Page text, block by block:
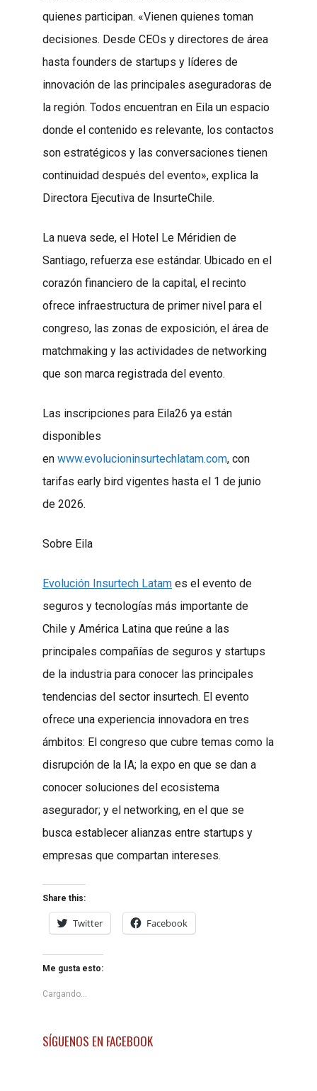
quienes participan. «Vienen quienes toman
decisiones. Desde CEOs y directores de área
hasta founders de startups y líderes de
innovación de las principales aseguradoras de
la región. Todos encuentran en Eila un espacio
donde el contenido es relevante, los contactos
son estratégicos y las conversaciones tienen
continuidad después del evento», explica la
Directora Ejecutiva de InsurteChile.
La nueva sede, el Hotel Le Méridien de
Santiago, refuerza ese estándar. Ubicado en el
corazón financiero de la capital, el recinto
ofrece infraestructura de primer nivel para el
congreso, las zonas de exposición, el área de
matchmaking y las actividades de networking
que son marca registrada del evento.
Las inscripciones para Eila26 ya están
disponibles
en www.evolucioninsurtechlatam.com, con
tarifas early bird vigentes hasta el 1 de junio
de 2026.
Sobre Eila
Evolución Insurtech Latam es el evento de
seguros y tecnologías más importante de
Chile y América Latina que reúne a las
principales compañías de seguros y startups
de la industria para conocer las principales
tendencias del sector insurtech. El evento
ofrece una experiencia innovadora en tres
ámbitos: El congreso que cubre temas como la
disrupción de la IA; la expo en que se dan a
conocer soluciones del ecosistema
asegurador; y el networking, en el que se
busca establecer alianzas entre startups y
empresas que compartan intereses.
Share this:
Twitter Facebook
Me gusta esto:
Cargando...
SÍGUENOS EN FACEBOOK